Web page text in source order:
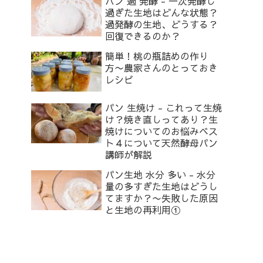
過ぎた生地はどんな状態？
過発酵の生地、どうする？
回復できるのか？
簡単！桃の瓶詰めの作り
方〜農家さんのとっておき
レシピ
パン 生焼け - これって生焼
け？焼き直しってあり？生
焼けについてのお悩みベス
ト４について天然酵母パン
講師が解説
パン生地 水分 多い - 水分
量の多すぎた生地はどうし
てますか？〜失敗した原因
と生地の再利用①